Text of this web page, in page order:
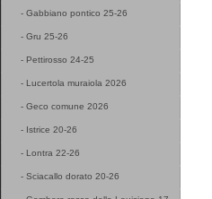
- Gabbiano pontico 25-26
- Gru 25-26
- Pettirosso 24-25
- Lucertola muraiola 2026
- Geco comune 2026
- Istrice 20-26
- Lontra 22-26
- Sciacallo dorato 20-26